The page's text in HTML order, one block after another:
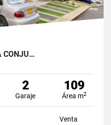
CONJU…
2
Garaje
109
Área m2
Venta